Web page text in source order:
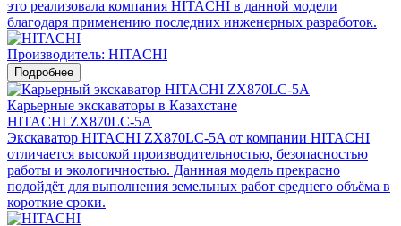
это реализовала компания HITACHI в данной модели
благодаря применению последних инженерных разработок.
Производитель: HITACHI
Подробнее
Карьерные экскаваторы в Казахстане
HITACHI ZX870LC-5A
Экскаватор HITACHI ZX870LC-5A от компании HITACHI
отличается высокой производительностью, безопасностью
работы и экологичностью. Даннная модель прекрасно
подойдёт для выполнения земельных работ среднего объёма в
короткие сроки.